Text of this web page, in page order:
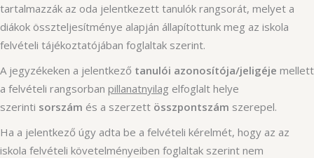
tartalmazzák az oda jelentkezett tanulók rangsorát, melyet a
diákok összteljesítménye alapján állapítottunk meg az iskola
felvételi tájékoztatójában foglaltak szerint.
A jegyzékeken a jelentkező tanulói azonosítója/jeligéje mellett
a felvételi rangsorban pillanatnyilag elfoglalt helye
szerinti sorszám és a szerzett összpontszám szerepel.
Ha a jelentkező úgy adta be a felvételi kérelmét, hogy az az
iskola felvételi követelményeiben foglaltak szerint nem